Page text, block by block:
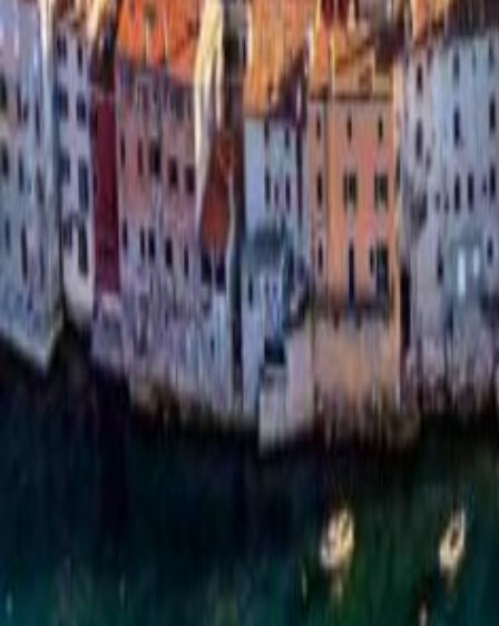
Federazione Italiana Associazioni Imprese di Viaggi e
Turismo
Passa a trovarci in
agenzia
Orari
Lunedì - Venerdì
Mattina orario continuato 9:30 - 15.30
17:00 - 19:30
9:30 - 12:30
Pomeriggio
Contatti